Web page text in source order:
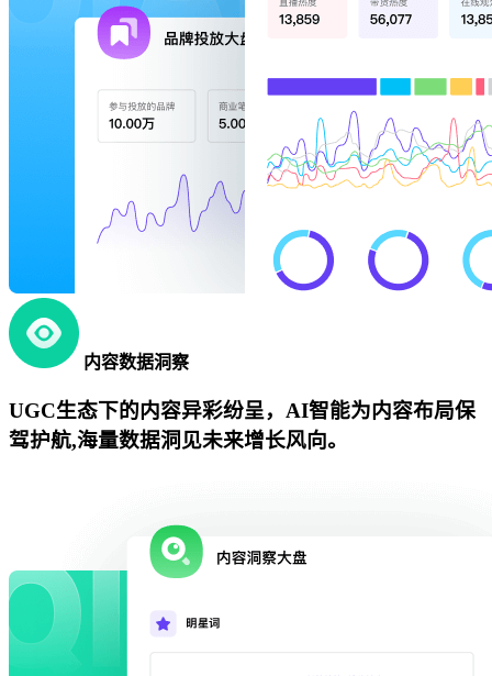
内容数据洞察
UGC生态下的内容异彩纷呈，AI智能为内容布局保
驾护航,海量数据洞见未来增长风向。